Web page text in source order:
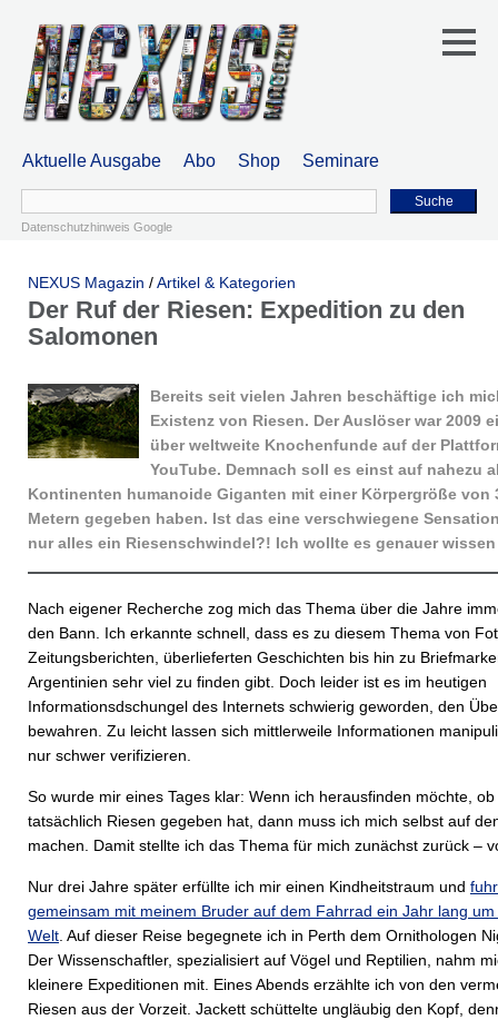
Aktuelle Ausgabe Abo Shop Seminare
Suche
Datenschutzhinweis Google
NEXUS Magazin /Artikel & Kategorien
Der Ruf der Riesen: Expedition zu den
Salomonen
Bereits seit vielen Jahren beschäftige ich
Existenz von Riesen. Der Auslöser war 2009
über weltweite Knochenfunde auf der
YouTube. Demnach soll es einst auf nahezu
Kontinenten humanoide Giganten mit einer Körpergröße von
Metern gegeben haben. Ist das eine verschwiegene
nur alles ein Riesenschwindel?! Ich wollte es genauer
Nach eigener Recherche zog mich das Thema über die Jahre
den Bann. Ich erkannte schnell, dass es zu diesem Thema von
Zeitungsberichten, überlieferten Geschichten bis hin zu
Argentinien sehr viel zu finden gibt. Doch leider ist es im heutigen
Informationsdschungel des Internets schwierig geworden, den
bewahren. Zu leicht lassen sich mittlerweile Informationen
nur schwer verifizieren.
So wurde mir eines Tages klar: Wenn ich herausfinden möchte, ob
tatsächlich Riesen gegeben hat, dann muss ich mich selbst auf
machen. Damit stellte ich das Thema für mich zunächst zurück –
Nur drei Jahre später erfüllte ich mir einen Kindheitstraum und
gemeinsam mit meinem Bruder auf dem Fahrrad ein Jahr lang
Welt . Auf dieser Reise begegnete ich in Perth dem Ornithologen
Der Wissenschaftler, spezialisiert auf Vögel und Reptilien, nahm
kleinere Expeditionen mit. Eines Abends erzählte ich von den
Riesen aus der Vorzeit. Jackett schüttelte ungläubig den Kopf,